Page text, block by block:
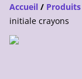
Accueil / Produits
initiale crayons